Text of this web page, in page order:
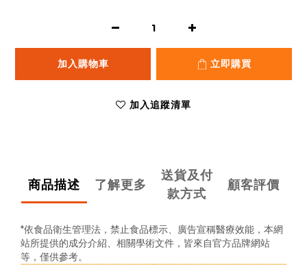
加入購物車 立即購買
加入追蹤清單
商品描述 了解更多
送貨及付
款方式
顧客評價
*依食品衛生管理法，禁止食品標示、廣告宣稱醫療效能， 本網
站所提供的成分介紹、相關學術文件， 皆來自官方品牌網站
等，僅供參考。